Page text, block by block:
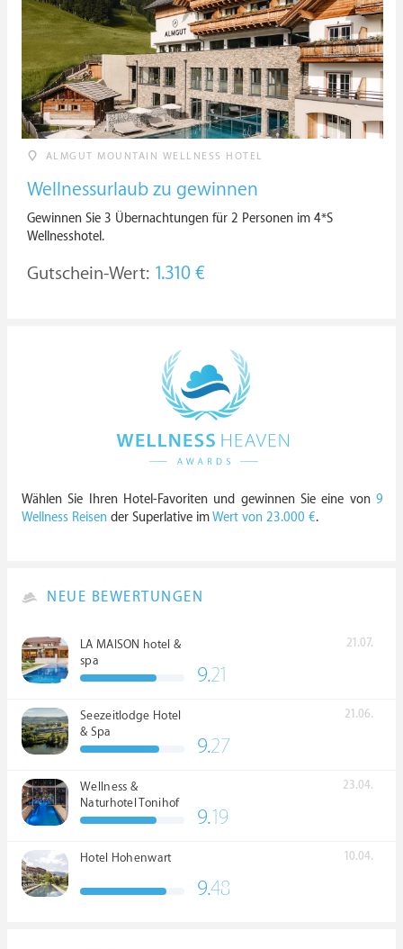
ALMGUT MOUNTAIN WELLNESS HOTEL
Wellnessurlaub zu gewinnen
Gewinnen Sie 3 Übernachtungen für 2 Personen im 4*S
Wellnesshotel.
Gutschein-Wert: 1.310 €
Wählen Sie Ihren Hotel-Favoriten und gewinnen Sie eine von 9
Wellness Reisen der Superlative imWert von 23.000 €.
NEUE BEWERTUNGEN
LA MAISON hotel &
spa
21.07.
9.21
Seezeitlodge Hotel
& Spa
21.06.
9.27
Wellness &
Naturhotel Tonihof
****S
23.04.
9.19
Hotel Hohenwart 10.04.
9.48